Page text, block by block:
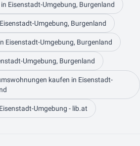
Eisenstadt-Umgebung, Burgenland
Umgebung, Burgenland
Eisenstadt-Umgebung, Burgenland
Umgebung, Burgenland
kaufen in Eisenstadt-
Umgebung - lib.at